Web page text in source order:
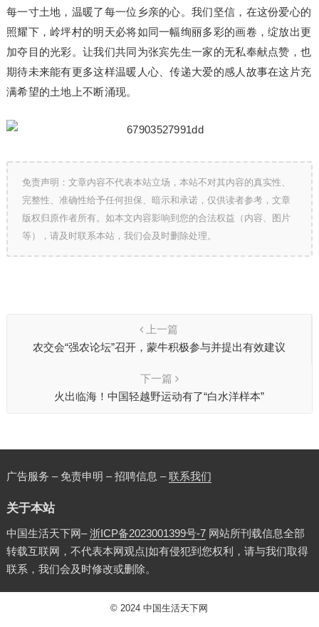
每一寸土地，温暖了每一位乡亲的心。我们坚信，在这份爱心的
照耀下，岭坪村的明天必将如同一幅绚丽多彩的画卷，绽放出更
加夺目的光彩。让我们共同为张宾先生一家的无私奉献点赞，也
期待未来能有更多这样温暖人心、传递大爱的感人故事在这片充
满希望的土地上不断涌现。
免责声明：文章内容不代表本站立场，本站不对其内容的真实性、
完整性、准确性给予任何担保、暗示和承诺，仅供读者参考，文章
版权归原作者所有。如本文内容影响到您的合法权益（内容、图片
等），请及时联系本站，我们会及时删除处理。
上一篇
农交会“强农论坛”召开，蒙牛积极参与并提出有效建议
下一篇
火出临海！中国轻越野运动有了“白水洋样本”
广告服务 – 免责申明 – 招聘信息 –联系我们
关于本站
中国生活天下网–浙ICP备2023001399号-7网站所刊载信息全部
转载互联网，不代表本网观点|如有侵犯到您权利，请与我们取得
联系，我们会及时修改或删除。
© 2024中国生活天下网